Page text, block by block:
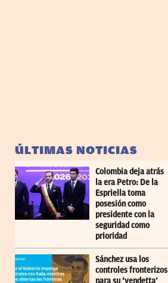
ÚLTIMAS NOTICIAS
Colombia deja atrás
la era Petro: De la
Espriella toma
posesión como
presidente con la
seguridad como
prioridad
Sánchez usa los
controles fronterizos
para su ‘vendetta’